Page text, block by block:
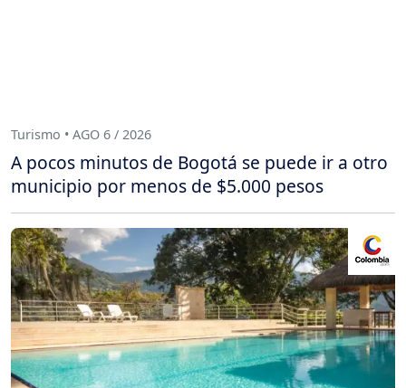
Turismo • AGO 6 / 2026
A pocos minutos de Bogotá se puede ir a otro
municipio por menos de $5.000 pesos